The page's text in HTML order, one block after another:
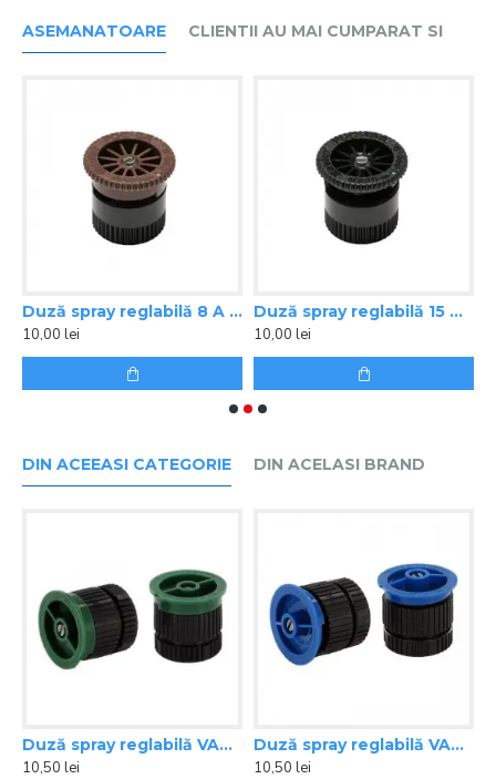
ASEMANATOARE CLIENTII AU MAI CUMPARAT SI
Duză spray reglabilă 8 A Hunter, raza 2,4 m
10,00 lei
Duză spray reglabilă 15 A Hunter, raza 4,6 m
10,00 lei
DIN ACEEASI CATEGORIE DIN ACELASI BRAND
Duză spray reglabilă VAN 8 Rain Bird
10,50 lei
Duză spray reglabilă VAN 10 Rain Bird
10,50 lei